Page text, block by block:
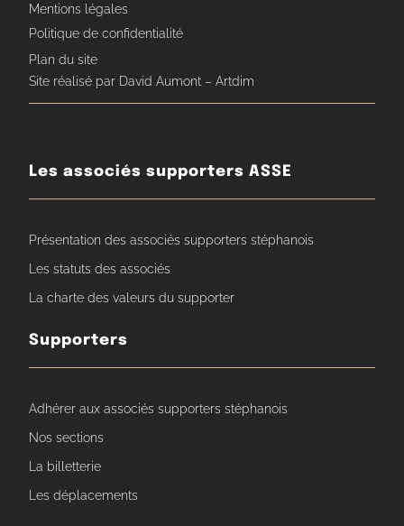
Mentions légales
Politique de confidentialité
Plan du site
Site réalisé par David Aumont – Artdim
Les associés supporters ASSE
Présentation des associés supporters stéphanois
Les statuts des associés
La charte des valeurs du supporter
Supporters
Adhérer aux associés supporters stéphanois
Nos sections
La billetterie
Les déplacements